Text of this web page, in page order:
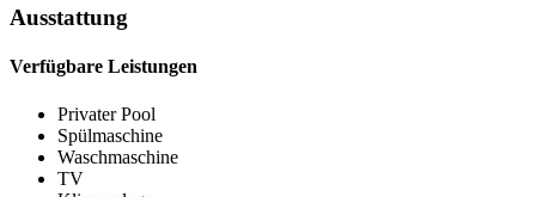
Ausstattung
Verfügbare Leistungen
Privater Pool
Spülmaschine
Waschmaschine
TV